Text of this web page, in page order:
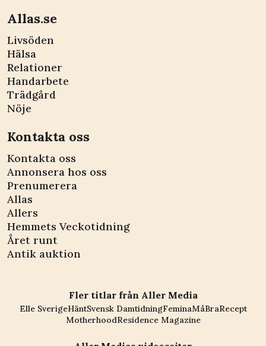
Allas.se
Livsöden
Hälsa
Relationer
Handarbete
Trädgård
Nöje
Kontakta oss
Kontakta oss
Annonsera hos oss
Prenumerera
Allas
Allers
Hemmets Veckotidning
Året runt
Antik auktion
Fler titlar från Aller Media
Elle SverigeHäntSvensk DamtidningFeminaMåBraRecept
MotherhoodResidence Magazine